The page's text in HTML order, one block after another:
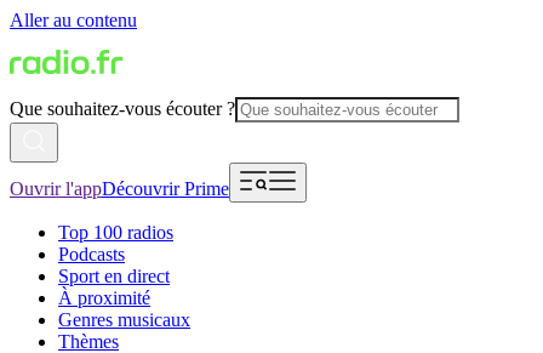
Aller au contenu
Que souhaitez-vous écouter ?
Ouvrir l'appDécouvrir Prime
Top 100 radios
Podcasts
Sport en direct
À proximité
Genres musicaux
Thèmes